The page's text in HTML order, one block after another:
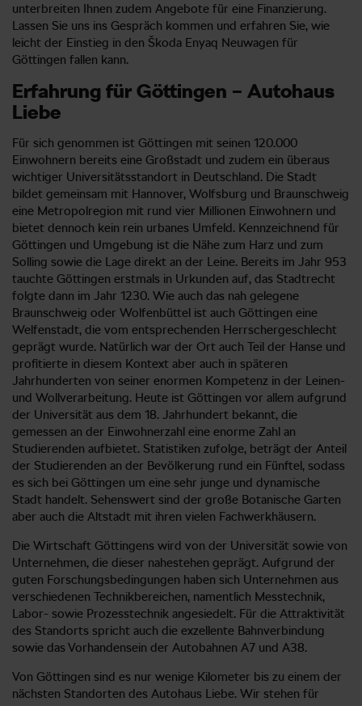
unterbreiten Ihnen zudem Angebote für eine Finanzierung.
Lassen Sie uns ins Gespräch kommen und erfahren Sie, wie
leicht der Einstieg in den Škoda Enyaq Neuwagen für
Göttingen fallen kann.
Erfahrung für Göttingen – Autohaus
Liebe
Für sich genommen ist Göttingen mit seinen 120.000
Einwohnern bereits eine Großstadt und zudem ein überaus
wichtiger Universitätsstandort in Deutschland. Die Stadt
bildet gemeinsam mit Hannover, Wolfsburg und Braunschweig
eine Metropolregion mit rund vier Millionen Einwohnern und
bietet dennoch kein rein urbanes Umfeld. Kennzeichnend für
Göttingen und Umgebung ist die Nähe zum Harz und zum
Solling sowie die Lage direkt an der Leine. Bereits im Jahr 953
tauchte Göttingen erstmals in Urkunden auf, das Stadtrecht
folgte dann im Jahr 1230. Wie auch das nah gelegene
Braunschweig oder Wolfenbüttel ist auch Göttingen eine
Welfenstadt, die vom entsprechenden Herrschergeschlecht
geprägt wurde. Natürlich war der Ort auch Teil der Hanse und
profitierte in diesem Kontext aber auch in späteren
Jahrhunderten von seiner enormen Kompetenz in der Leinen-
und Wollverarbeitung. Heute ist Göttingen vor allem aufgrund
der Universität aus dem 18. Jahrhundert bekannt, die
gemessen an der Einwohnerzahl eine enorme Zahl an
Studierenden aufbietet. Statistiken zufolge, beträgt der Anteil
der Studierenden an der Bevölkerung rund ein Fünftel, sodass
es sich bei Göttingen um eine sehr junge und dynamische
Stadt handelt. Sehenswert sind der große Botanische Garten
aber auch die Altstadt mit ihren vielen Fachwerkhäusern.
Die Wirtschaft Göttingens wird von der Universität sowie von
Unternehmen, die dieser nahestehen geprägt. Aufgrund der
guten Forschungsbedingungen haben sich Unternehmen aus
verschiedenen Technikbereichen, namentlich Messtechnik,
Labor- sowie Prozesstechnik angesiedelt. Für die Attraktivität
des Standorts spricht auch die exzellente Bahnverbindung
sowie das Vorhandensein der Autobahnen A7 und A38.
Von Göttingen sind es nur wenige Kilometer bis zu einem der
nächsten Standorten des Autohaus Liebe. Wir stehen für